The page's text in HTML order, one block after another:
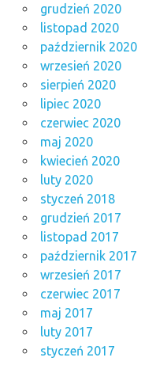
grudzień 2020
listopad 2020
październik 2020
wrzesień 2020
sierpień 2020
lipiec 2020
czerwiec 2020
maj 2020
kwiecień 2020
luty 2020
styczeń 2018
grudzień 2017
listopad 2017
październik 2017
wrzesień 2017
czerwiec 2017
maj 2017
luty 2017
styczeń 2017